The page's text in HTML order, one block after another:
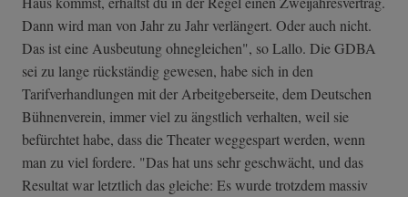
Dann wird man von Jahr zu Jahr verlängert. Oder auch nicht.
Das ist eine Ausbeutung ohnegleichen", so Lallo. Die GDBA
sei zu lange rückständig gewesen, habe sich in den
Tarifverhandlungen mit der Arbeitgeberseite, dem Deutschen
Bühnenverein, immer viel zu ängstlich verhalten, weil sie
befürchtet habe, dass die Theater weggespart werden, wenn
man zu viel fordere. "Das hat uns sehr geschwächt, und das
Resultat war letztlich das gleiche: Es wurde trotzdem massiv